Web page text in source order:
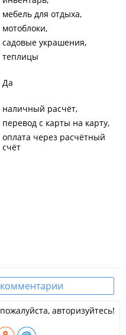
мебель для отдыха
мотоблоки
садовые украшения
теплицы
Да
наличный расчёт
перевод с карты на карту
оплата через расчётный
счёт
авторизуйтесь!